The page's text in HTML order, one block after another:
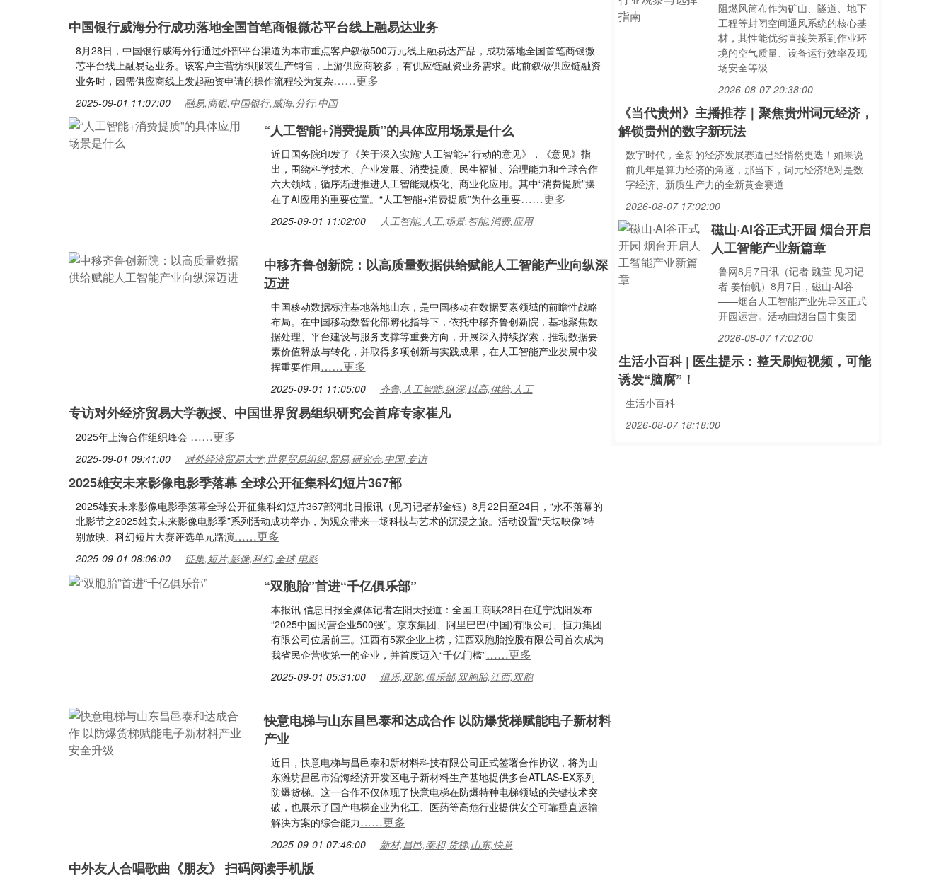
中国银行威海分行成功落地全国首笔商银微芯平台线上融易达业务
8月28日，中国银行威海分行通过外部平台渠道为本市重点客户叙做500万元线上融易达产品，成功落地全国首笔商银微
芯平台线上融易达业务。该客户主营纺织服装生产销售，上游供应商较多，有供应链融资业务需求。此前叙做供应链融资
业务时，因需供应商线上发起融资申请的操作流程较为复杂……更多
2025-09-01 11:07:00 融易,商银,中国银行,威海,分行,中国
“人工智能+消费提质”的具体应用场景是什么
近日国务院印发了《关于深入实施“人工智能+”行动的意见》，《意见》指
出，围绕科学技术、产业发展、消费提质、民生福祉、治理能力和全球合作
六大领域，循序渐进推进人工智能规模化、商业化应用。其中“消费提质”摆
在了AI应用的重要位置。“人工智能+消费提质”为什么重要……更多
2025-09-01 11:02:00 人工智能,人工,场景,智能,消费,应用
中移齐鲁创新院：以高质量数据供给赋能人工智能产业向纵深
迈进
中国移动数据标注基地落地山东，是中国移动在数据要素领域的前瞻性战略
布局。在中国移动数智化部孵化指导下，依托中移齐鲁创新院，基地聚焦数
据处理、平台建设与服务支撑等重要方向，开展深入持续探索，推动数据要
素价值释放与转化，并取得多项创新与实践成果，在人工智能产业发展中发
挥重要作用……更多
2025-09-01 11:05:00 齐鲁,人工智能,纵深,以高,供给,人工
专访对外经济贸易大学教授、中国世界贸易组织研究会首席专家崔凡
2025年上海合作组织峰会 ……更多
2025-09-01 09:41:00 对外经济贸易大学,世界贸易组织,贸易,研究会,中国,专访
2025雄安未来影像电影季落幕 全球公开征集科幻短片367部
2025雄安未来影像电影季落幕全球公开征集科幻短片367部河北日报讯（见习记者郝金钰）8月22日至24日，“永不落幕的
北影节之2025雄安未来影像电影季”系列活动成功举办，为观众带来一场科技与艺术的沉浸之旅。活动设置“天坛映像”特
别放映、科幻短片大赛评选单元路演……更多
2025-09-01 08:06:00 征集,短片,影像,科幻,全球,电影
“双胞胎”首进“千亿俱乐部”
本报讯 信息日报全媒体记者左阳天报道：全国工商联28日在辽宁沈阳发布
“2025中国民营企业500强”。京东集团、阿里巴巴(中国)有限公司、恒力集团
有限公司位居前三。江西有5家企业上榜，江西双胞胎控股有限公司首次成为
我省民企营收第一的企业，并首度迈入“千亿门槛”……更多
2025-09-01 05:31:00 俱乐,双胞,俱乐部,双胞胎,江西,双胞
快意电梯与山东昌邑泰和达成合作 以防爆货梯赋能电子新材料
产业
近日，快意电梯与昌邑泰和新材料科技有限公司正式签署合作协议，将为山
东潍坊昌邑市沿海经济开发区电子新材料生产基地提供多台ATLAS-EX系列
防爆货梯。这一合作不仅体现了快意电梯在防爆特种电梯领域的关键技术突
破，也展示了国产电梯企业为化工、医药等高危行业提供安全可靠垂直运输
解决方案的综合能力……更多
2025-09-01 07:46:00 新材,昌邑,泰和,货梯,山东,快意
中外友人合唱歌曲《朋友》 扫码阅读手机版
阻燃风筒布作为矿山、隧道、地下
工程等封闭空间通风系统的核心基
材，其性能优劣直接关系到作业环
境的空气质量、设备运行效率及现
场安全等级
2026-08-07 20:38:00
《当代贵州》主播推荐｜聚焦贵州词元经济，
解锁贵州的数字新玩法
数字时代，全新的经济发展赛道已经悄然更迭！如果说
前几年是算力经济的角逐，那当下，词元经济绝对是数
字经济、新质生产力的全新黄金赛道
2026-08-07 17:02:00
磁山·AI谷正式开园 烟台开启
人工智能产业新篇章
鲁网8月7日讯（记者 魏萱 见习记
者 姜怡帆）8月7日，磁山·AI谷
——烟台人工智能产业先导区正式
开园运营。活动由烟台国丰集团
2026-08-07 17:02:00
生活小百科 | 医生提示：整天刷短视频，可能
诱发“脑腐”！
生活小百科
2026-08-07 18:18:00